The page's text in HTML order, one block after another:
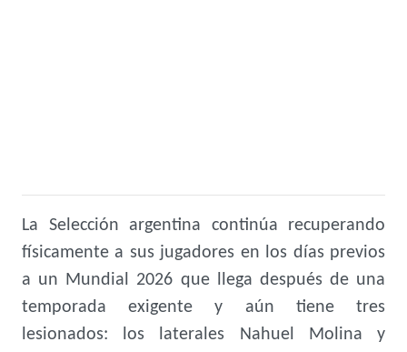
La Selección argentina continúa recuperando
físicamente a sus jugadores en los días previos
a un Mundial 2026 que llega después de una
temporada exigente y aún tiene tres
lesionados: los laterales Nahuel Molina y